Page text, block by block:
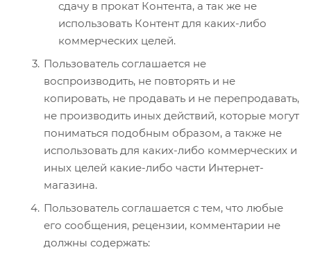
сдачу в прокат Контента, а так же не
использовать Контент для каких-либо
коммерческих целей.
Пользователь соглашается не
воспроизводить, не повторять и не
копировать, не продавать и не перепродавать,
не производить иных действий, которые могут
пониматься подобным образом, а также не
использовать для каких-либо коммерческих и
иных целей какие-либо части Интернет-
магазина.
Пользователь соглашается с тем, что любые
его сообщения, рецензии, комментарии не
должны содержать: